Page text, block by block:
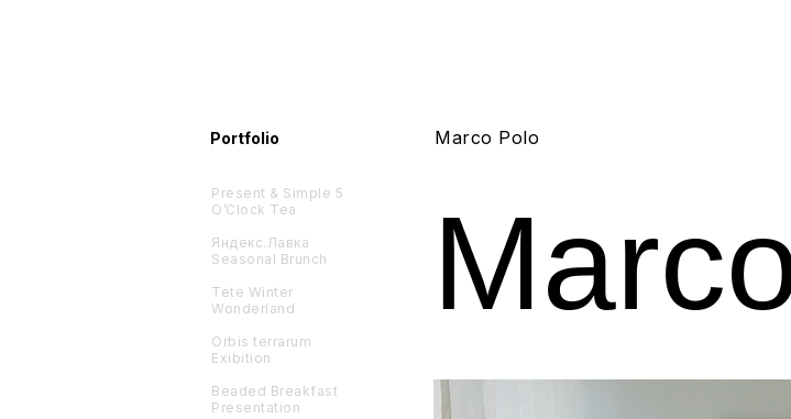
Marco Polo
Portfolio
Present & Simple 5
O’Clock Tea
Яндекс.Лавка
Seasonal Brunch
Tete Winter
Wonderland
Orbis terrarum
Exibition
Beaded Breakfast
Presentation